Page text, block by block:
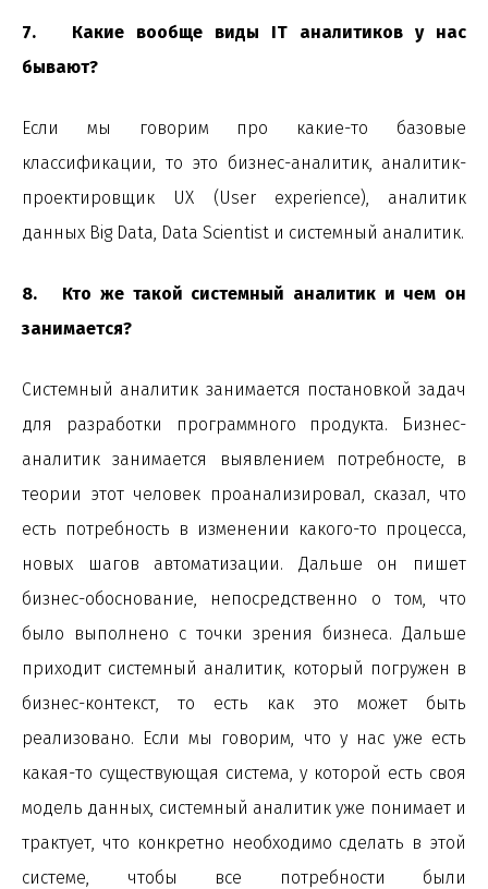
7. Какие вообще виды IT аналитиков у нас
бывают?
Если мы говорим про какие-то базовые
классификации, то это бизнес-аналитик, аналитик-
проектировщик UX (User experience), аналитик
данных Big Data, Data Scientist и системный аналитик.
8. Кто же такой системный аналитик и чем он
занимается?
Системный аналитик занимается постановкой задач
для разработки программного продукта. Бизнес-
аналитик занимается выявлением потребносте, в
теории этот человек проанализировал, сказал, что
есть потребность в изменении какого-то процесса,
новых шагов автоматизации. Дальше он пишет
бизнес-обоснование, непосредственно о том, что
было выполнено с точки зрения бизнеса. Дальше
приходит системный аналитик, который погружен в
бизнес-контекст, то есть как это может быть
реализовано. Если мы говорим, что у нас уже есть
какая-то существующая система, у которой есть своя
модель данных, системный аналитик уже понимает и
трактует, что конкретно необходимо сделать в этой
системе, чтобы все потребности были